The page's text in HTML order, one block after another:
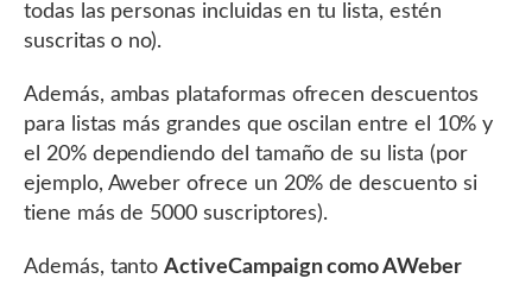
todas las personas incluidas en tu lista, estén
suscritas o no).
Además, ambas plataformas ofrecen descuentos
para listas más grandes que oscilan entre el 10% y
el 20% dependiendo del tamaño de su lista (por
ejemplo, Aweber ofrece un 20% de descuento si
tiene más de 5000 suscriptores).
Además, tantoActiveCampaign como AWeber